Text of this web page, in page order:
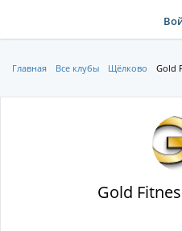
Главная Все клубы Щёлково Gold
Gold